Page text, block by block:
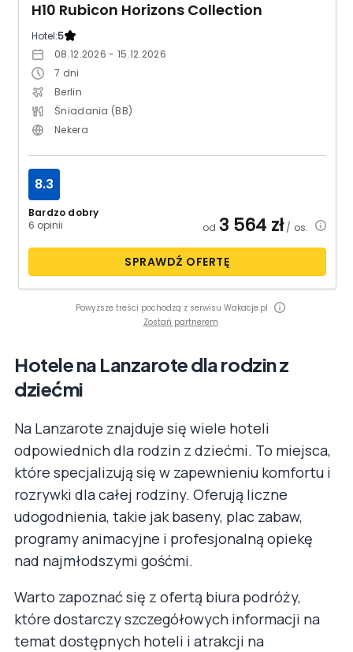
H10 Rubicon Horizons Collection
Hotel:5
08.12.2026 - 15.12.2026
7 dni
Berlin
Śniadania (BB)
Nekera
Bardzo dobry
6 opinii
8.3
od 3 564 zł/ os.
SPRAWDŹ OFERTĘ
Powyższe treści pochodzą z serwisu Wakacje.pl
Zostań partnerem
Hotele na Lanzarote dla rodzin z
dziećmi
Na Lanzarote znajduje się wiele hoteli
odpowiednich dla rodzin z dziećmi. To miejsca,
które specjalizują się w zapewnieniu komfortu i
rozrywki dla całej rodziny. Oferują liczne
udogodnienia, takie jak baseny, plac zabaw,
programy animacyjne i profesjonalną opiekę
nad najmłodszymi gośćmi.
Warto zapoznać się z ofertą biura podróży,
które dostarczy szczegółowych informacji na
temat dostępnych hoteli i atrakcji na